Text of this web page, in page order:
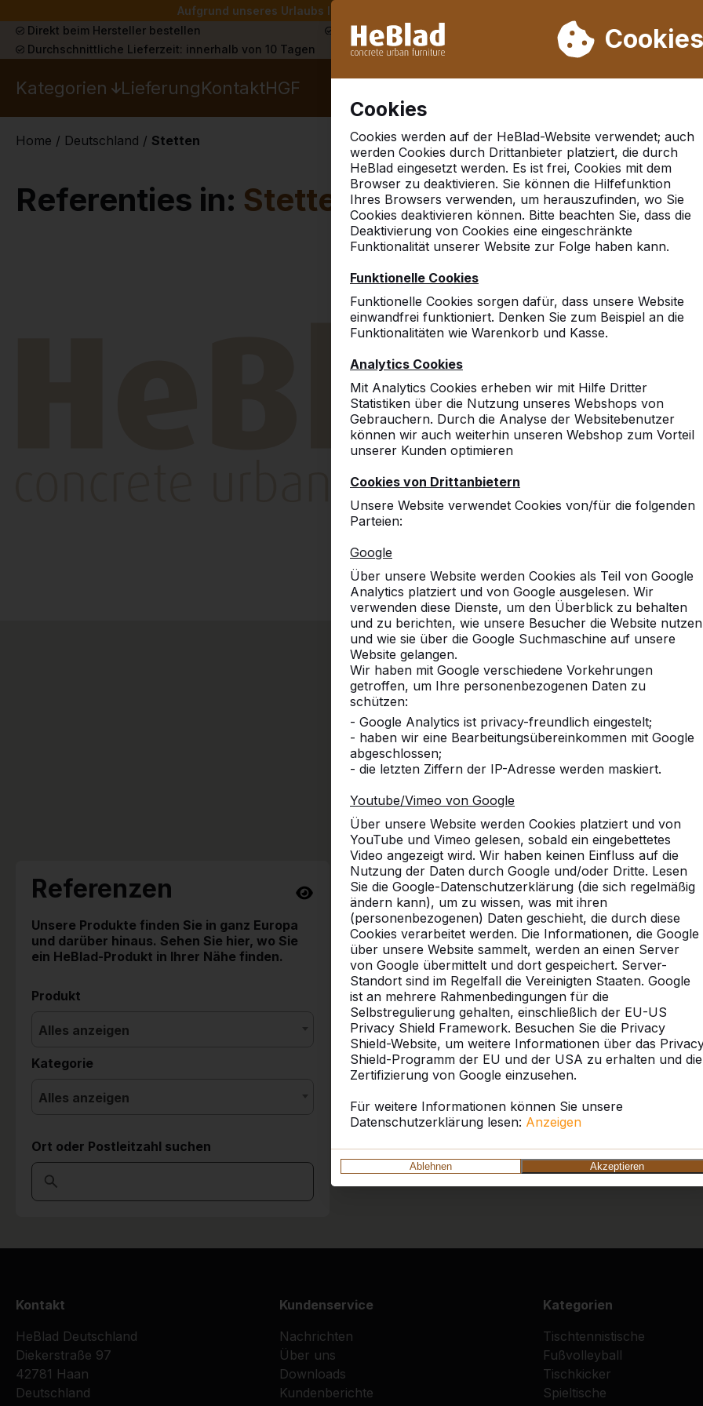
Aufgrund unseres Urlaubs liefern wir von Woche 31 bis Woche 33 nicht. Bitte
Cookies
Cookies
Cookies werden auf der HeBlad-Website verwendet; auch
werden Cookies durch Drittanbieter platziert, die durch
HeBlad eingesetzt werden. Es ist frei, Cookies mit dem
Browser zu deaktivieren. Sie können die Hilfefunktion
Ihres Browsers verwenden, um herauszufinden, wo Sie
Cookies deaktivieren können. Bitte beachten Sie, dass die
Deaktivierung von Cookies eine eingeschränkte
Funktionalität unserer Website zur Folge haben kann.
Funktionelle Cookies
Funktionelle Cookies sorgen dafür, dass unsere Website
einwandfrei funktioniert. Denken Sie zum Beispiel an die
Funktionalitäten wie Warenkorb und Kasse.
Analytics Cookies
Mit Analytics Cookies erheben wir mit Hilfe Dritter
Statistiken über die Nutzung unseres Webshops von
Gebrauchern. Durch die Analyse der Websitebenutzer
können wir auch weiterhin unseren Webshop zum Vorteil
unserer Kunden optimieren
Cookies von Drittanbietern
Unsere Website verwendet Cookies von/für die folgenden
Parteien:
Google
Über unsere Website werden Cookies als Teil von Google
Analytics platziert und von Google ausgelesen. Wir
verwenden diese Dienste, um den Überblick zu behalten
und zu berichten, wie unsere Besucher die Website nutzen
und wie sie über die Google Suchmaschine auf unsere
Website gelangen.
Wir haben mit Google verschiedene Vorkehrungen
getroffen, um Ihre personenbezogenen Daten zu
schützen:
- Google Analytics ist privacy-freundlich eingestelt;
- haben wir eine Bearbeitungsübereinkommen mit Google
abgeschlossen;
- die letzten Ziffern der IP-Adresse werden maskiert.
Youtube/Vimeo von Google
Über unsere Website werden Cookies platziert und von
YouTube und Vimeo gelesen, sobald ein eingebettetes
Video angezeigt wird. Wir haben keinen Einfluss auf die
Nutzung der Daten durch Google und/oder Dritte. Lesen
Sie die Google-Datenschutzerklärung (die sich regelmäßig
ändern kann), um zu wissen, was mit ihren
(personenbezogenen) Daten geschieht, die durch diese
Cookies verarbeitet werden. Die Informationen, die Google
über unsere Website sammelt, werden an einen Server
von Google übermittelt und dort gespeichert. Server-
Standort sind im Regelfall die Vereinigten Staaten. Google
ist an mehrere Rahmenbedingungen für die
Selbstregulierung gehalten, einschließlich der EU-US
Privacy Shield Framework. Besuchen Sie die Privacy
Shield-Website, um weitere Informationen über das
Shield-Programm der EU und der USA zu erhalten und die
Zertifizierung von Google einzusehen.
Für weitere Informationen können Sie unsere
Datenschutzerklärung lesen: Anzeigen
Ablehnen Akzeptieren
Direkt beim Hersteller bestellen
Schon mehr als 30.000 Produkten verkauft
Durchschnittliche Lieferzeit: innerhalb von 10 Tagen
Kategorien LieferungKontaktHGF
Home / Deutschland / Stetten
Referenties in: Stetten
Uw naam
Referenzen
Unsere Produkte finden Sie in ganz Europa
und darüber hinaus. Sehen Sie hier, wo Sie
ein HeBlad-Produkt in Ihrer Nähe finden.
Produkt
Alles anzeigen
Kategorie
Alles anzeigen
Ort oder Postleitzahl suchen
Kontakt
HeBlad Deutschland
Diekerstraße 97
42781 Haan
Deutschland
Kundenservice
Nachrichten
Über uns
Downloads
Kundenberichte
Kategorien
Tischtennistische
Fußvolleyball
Tischkicker
Spieltische